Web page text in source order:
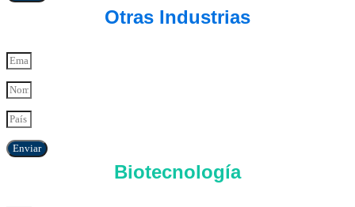
Otras Industrias
Enviar
Biotecnología